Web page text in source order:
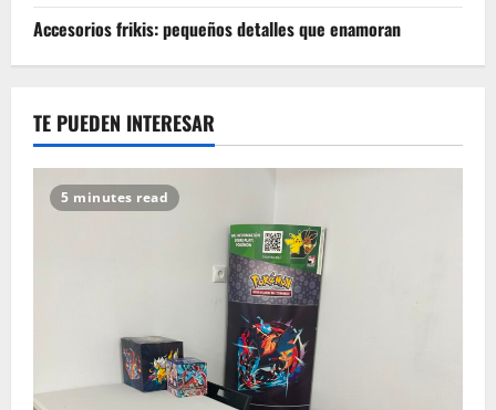
Accesorios frikis: pequeños detalles que enamoran
TE PUEDEN INTERESAR
5 minutes read